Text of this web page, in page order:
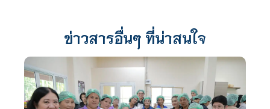
ข่าวสารอื่นๆ ที่น่าสนใจ